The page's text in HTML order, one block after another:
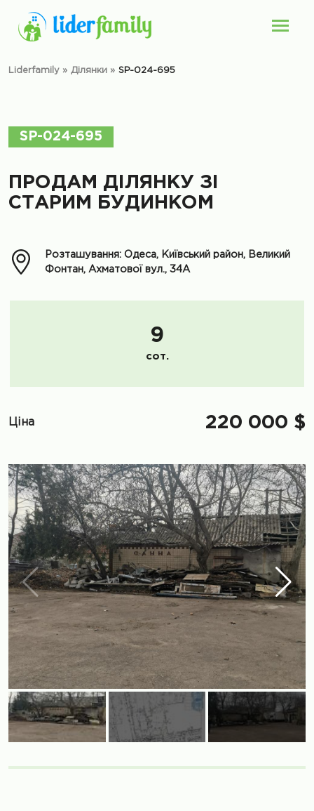
Liderfamily » Ділянки » SP-024-695
SP-024-695
ПРОДАМ ДІЛЯНКУ ЗІ
СТАРИМ БУДИНКОМ
Розташування: Одеса, Київський район, Великий
Фонтан, Ахматової вул., 34А
9
сот.
Ціна 220 000 $